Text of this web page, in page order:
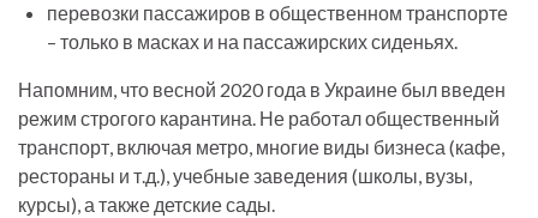
перевозки пассажиров в общественном транспорте
– только в масках и на пассажирских сиденьях.
Напомним, что весной 2020 года в Украине был введен
режим строгого карантина. Не работал общественный
транспорт, включая метро, многие виды бизнеса (кафе,
рестораны и т.д.), учебные заведения (школы, вузы,
курсы), а также детские сады.